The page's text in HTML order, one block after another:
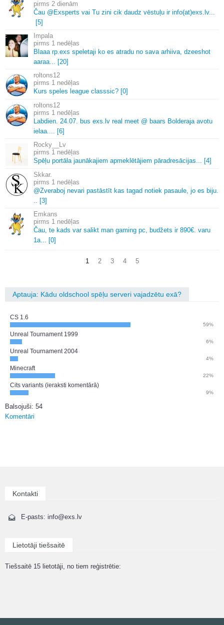
2 dienām
Čau @Exsperts vai Tu zini cik daudz vēstuļu ir info(at)exs. lv...
[5]
Impala
1 nedēļas
Blaaa rp.exs speletaji ko es atradu no sava arhiiva, dzeeshot
aaraa... [20]
roltons12
1 nedēļas
Kurs speles league classsic? [0]
roltons12
1 nedēļas
Labdien. 24.07. bus exs. lv real meet @ baars Bolderaja avotu
ielaa.... [6]
Rocky__Lv
1 nedēļas
Spēļu portāla jaunākajiem apmeklētājiem pāradresācijas... [4]
Skkar.
1 nedēļas
@Zveraboj nevari pastāstīt kas tagad notiek pasaule, jo es biju.
.. [3]
Emkans
1 nedēļas
Čau, te kads var salikt man gaming pc, budžets ir 890€. varu
1a... [0]
1 2 3 4 5
Aptauja: Kādu oldschool spēļu serveri vajadzētu exā?
CS 1.6
59%
Unreal Tournament 1999
6%
Unreal Tournament 2004
4%
Minecraft
22%
Cits variants (ieraksti komentārā)
9%
Balsojuši: 54
Komentāri
Kontakti
E-pasts: info@exs.lv
Lietotāji tiešsaitē
Tiešsaitē 15 lietotāji, no tiem reģistrētie: